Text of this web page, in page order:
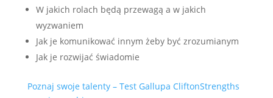
W jakich rolach będą przewagą a w jakich
wyzwaniem
Jak je komunikować innym żeby być zrozumianym
Jak je rozwijać świadomie
Poznaj swoje talenty – Test Gallupa CliftonStrengths